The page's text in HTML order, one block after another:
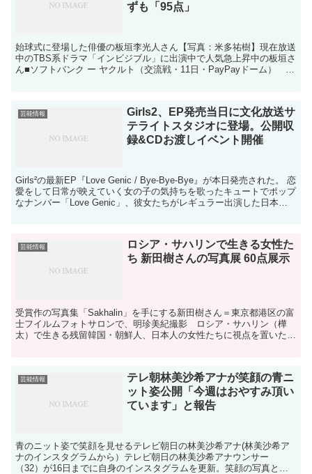
ずも「95点」
始球式に登場した俳優の板垣李光人さん【写真：米多祐樹】現在放送
中のTBS系ドラマ「インビジブル」に出演中で人気急上昇中の板垣さ
ん■ソフトバンク ー ヤクルト（交流戦・11日・PayPayドーム） 11
芸能情報
Girls2、EP発売当日に文化放送サ
テライトスタジオに登場。公開収
録&CDお渡しイベント開催
Girls²の最新EP『Love Genic / Bye-Bye-Bye』が本日発売された。 恋
愛をして日常が映えていく女の子の気持ちを歌ったキュートでポップ
なナンバー「Love Genic」、彼女たちがレギュラー出演した日本テ
芸能情報
ロシア・サハリンで生きる女性た
ち 新田樹さんの写真展 60点展示
受賞作の写真集「Sakhalin」を手にする新田樹さん＝東京都港区の富
士フイルムフォトサロンで、明珍美紀撮影 ロシア・サハリン（樺
太）で生きる残留韓国・朝鮮人、日本人の女性たちに視点を置いた写
芸能情報
テレ朝林美沙希アナが笑顔の青ニ
ット姿公開「今週はおやすみ頂い
ています」と報告
青のニット姿で笑顔を見せるテレビ朝日の林美沙希アナ(林美沙希ア
ナのインスタグラムから）テレビ朝日の林美沙希アナウンサー
（32）が16日までに自身のインスタグラムを更新。笑顔の写真とと